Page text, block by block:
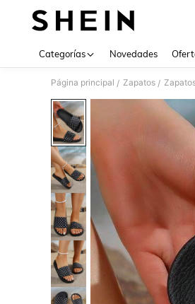
Categorías Novedades
Página principal / Zapatos /